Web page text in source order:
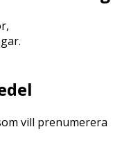
vill prenumerera